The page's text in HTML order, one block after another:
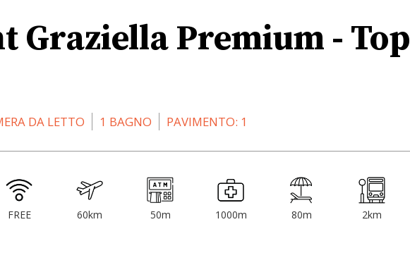
Graziella Premium - Top
DA LETTO 1 BAGNO PAVIMENTO: 1
FREE 60km 50m 1000m 80m 2km